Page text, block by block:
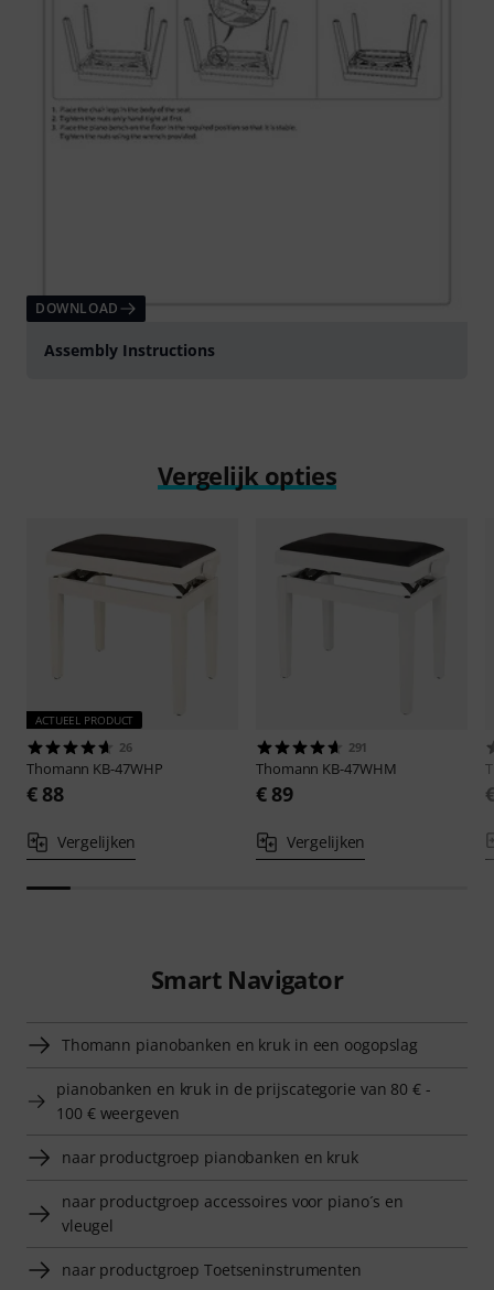
DOWNLOAD
Assembly Instructions
Vergelijk opties
ACTUEEL PRODUCT
26
Thomann KB-47WHP
€ 88
Vergelijken
291
Thomann KB-47WHM
€ 89
Vergelijken
Smart Navigator
Thomann pianobanken en kruk in een oogopslag
pianobanken en kruk in de prijscategorie van 80 € -
100 € weergeven
naar productgroep pianobanken en kruk
naar productgroep accessoires voor piano´s en
vleugel
naar productgroep Toetseninstrumenten